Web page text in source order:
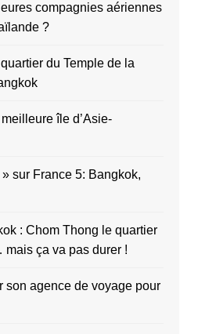
compagnies aériennes
?
du Temple de la
île d’Asie-
sur France 5: Bangkok,
: Chom Thong le quartier
ça va pas durer !
son agence de voyage pour